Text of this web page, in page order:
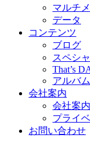
マルチ
データ
コンテンツ
ブログ
スペシ
That’s
アルバ
会社案内
会社案内
プライ
お問い合わせ